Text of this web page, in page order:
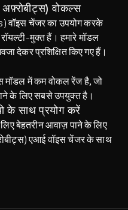
वोकल्स
चेंजर का उपयोग करके
मुक्त हैं। हमारे मॉडल
देकर प्रशिक्षित किए गए हैं।
मॉडल में कम वोकल रेंज है, जो
के लिए सबसे उपयुक्त है।
के साथ प्रयोग करें
बेहतरीन आवाज़ पाने के लिए
एआई वॉइस चेंजर के साथ